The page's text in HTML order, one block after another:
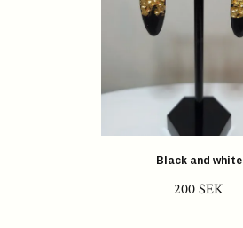
Black and white
200 SEK